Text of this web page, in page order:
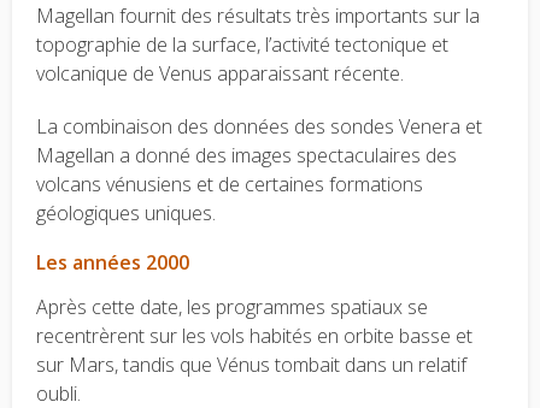
Magellan fournit des résultats très importants sur la
topographie de la surface, l’activité tectonique et
volcanique de Venus apparaissant récente.
La combinaison des données des sondes Venera et
Magellan a donné des images spectaculaires des
volcans vénusiens et de certaines formations
géologiques uniques.
Les années 2000
Après cette date, les programmes spatiaux se
recentrèrent sur les vols habités en orbite basse et
sur Mars, tandis que Vénus tombait dans un relatif
oubli.